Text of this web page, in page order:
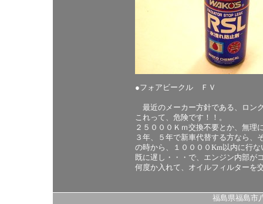
●フォアビークル ＦＶ
最近のメーカー方針である、ロン
これって、危険です！！。
２５０００Ｋｍ交換不要とか、無理
３年、５年で新車代替する方なら、
の時から、１００００Km以内に行
既に遅し・・・で、エンジン内部が
何度か入れて、オイルフィルターを
福島県福島市